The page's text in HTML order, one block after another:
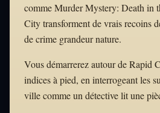
comme Murder Mystery: Death in
City transforment de vrais recoins
de crime grandeur nature.
Vous démarrerez autour de Rapid
indices à pied, en interrogeant les
ville comme un détective lit une